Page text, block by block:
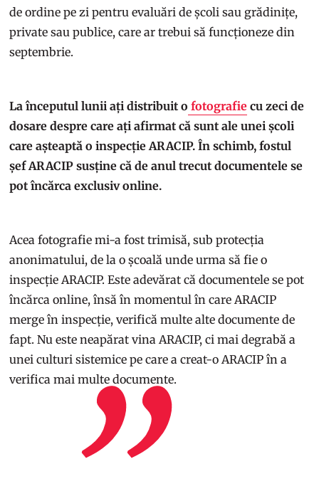
de ordine pe zi pentru evaluări de școli sau grădinițe,
private sau publice, care ar trebui să funcționeze din
septembrie.
La începutul lunii ați distribuit o fotografie cu zeci de
dosare despre care ați afirmat că sunt ale unei școli
care așteaptă o inspecție ARACIP. În schimb, fostul
șef ARACIP susține că de anul trecut documentele se
pot încărca exclusiv online.
Acea fotografie mi-a fost trimisă, sub protecția
anonimatului, de la o școală unde urma să fie o
inspecție ARACIP. Este adevărat că documentele se pot
încărca online, însă în momentul în care ARACIP
merge în inspecție, verifică multe alte documente de
fapt. Nu este neapărat vina ARACIP, ci mai degrabă a
unei culturi sistemice pe care a creat-o ARACIP în a
verifica mai multe documente.